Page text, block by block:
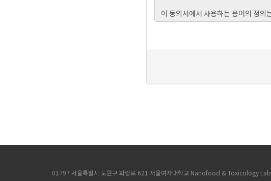
01797 서울특별시 노원구 화랑로 621 서울여자대학교 Nanofood & Toxicology Lab